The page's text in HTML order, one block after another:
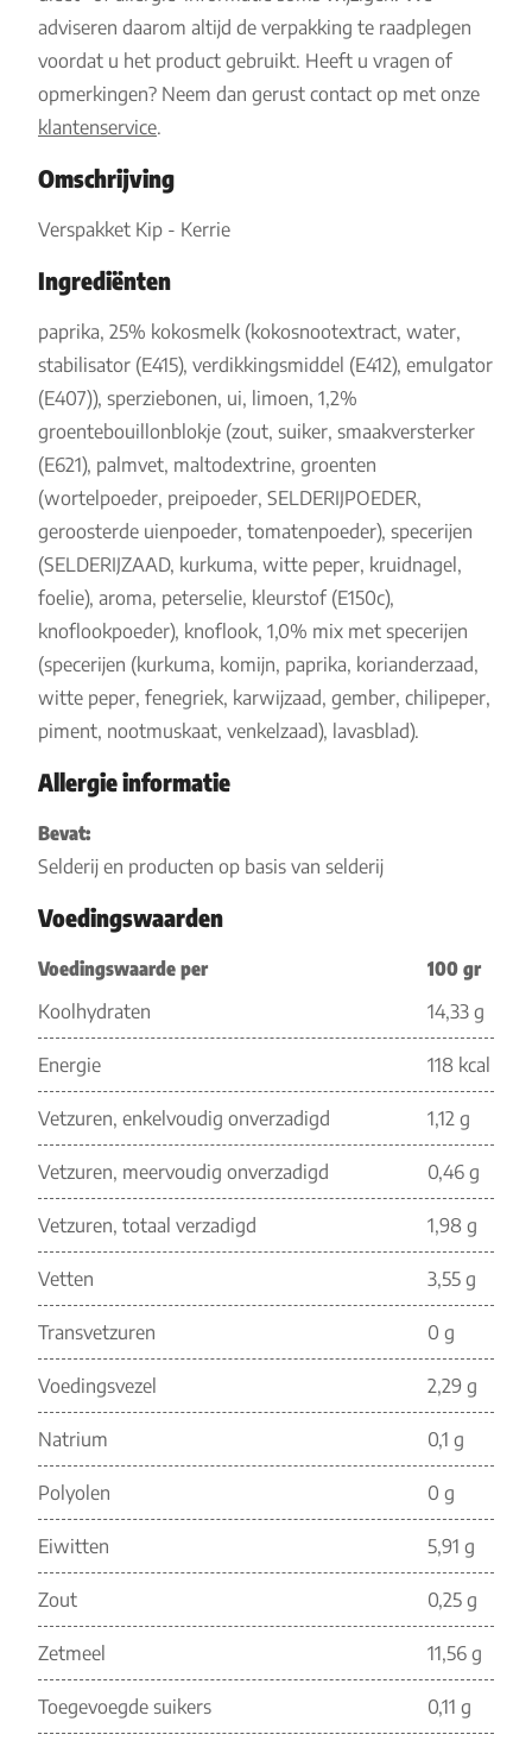
adviseren daarom altijd de verpakking te raadplegen
voordat u het product gebruikt. Heeft u vragen of
opmerkingen? Neem dan gerust contact op met onze
klantenservice.
Omschrijving
Verspakket Kip - Kerrie
Ingrediënten
paprika, 25% kokosmelk (kokosnootextract, water,
stabilisator (E415), verdikkingsmiddel (E412), emulgator
(E407)), sperziebonen, ui, limoen, 1,2%
groentebouillonblokje (zout, suiker, smaakversterker
(E621), palmvet, maltodextrine, groenten
(wortelpoeder, preipoeder, SELDERIJPOEDER,
geroosterde uienpoeder, tomatenpoeder), specerijen
(SELDERIJZAAD, kurkuma, witte peper, kruidnagel,
foelie), aroma, peterselie, kleurstof (E150c),
knoflookpoeder), knoflook, 1,0% mix met specerijen
(specerijen (kurkuma, komijn, paprika, korianderzaad,
witte peper, fenegriek, karwijzaad, gember, chilipeper,
piment, nootmuskaat, venkelzaad), lavasblad).
Allergie informatie
Bevat:
Selderij en producten op basis van selderij
Voedingswaarden
Voedingswaarde per
100 gr
Koolhydraten
14,33 g
Energie 118 kcal
Vetzuren, enkelvoudig onverzadigd 1,12 g
Vetzuren, meervoudig onverzadigd 0,46 g
Vetzuren, totaal verzadigd 1,98 g
Vetten 3,55 g
Transvetzuren 0 g
Voedingsvezel 2,29 g
Natrium 0,1 g
Polyolen 0 g
Eiwitten 5,91 g
Zout 0,25 g
Zetmeel 11,56 g
Toegevoegde suikers 0,11 g